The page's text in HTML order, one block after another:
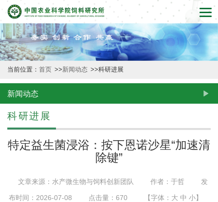
首
页
本
所
概
新
闻
当前位置： 首页 >>新闻动态 >>科研进展
新闻动态
科研进展
特定益生菌浸浴：按下恩诺沙星“加速清
除键”
文章来源：水产微生物与饲料创新团队 作者：于哲 发
布时间：2026-07-08 点击量： 670 【字体： 大 中 小】